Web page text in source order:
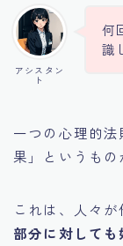
アシスタン
ト
何
識
一つの心理的
果」というもの
これは、人々
部分に対して